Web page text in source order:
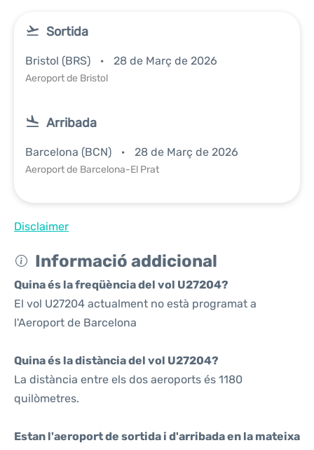
Sortida
Bristol (BRS) 28 de Març de 2026
Aeroport de Bristol
Arribada
Barcelona (BCN) 28 de Març de 2026
Aeroport de Barcelona-El Prat
Disclaimer
Informació addicional
Quina és la freqüència del vol U27204?
El vol U27204 actualment no està programat a
l'Aeroport de Barcelona
Quina és la distància del vol U27204?
La distància entre els dos aeroports és 1180
quilòmetres.
Estan l'aeroport de sortida i d'arribada en la mateixa